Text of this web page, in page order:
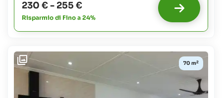
230 €- 255 €
Risparmio di Fino a 24%
70 m2